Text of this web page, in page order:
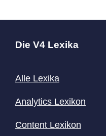
Die V4 Lexika
Alle Lexika
Analytics Lexikon
Content Lexikon